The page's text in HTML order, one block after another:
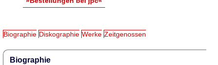
Biographie Diskographie Werke Zeitgenossen
Biographie